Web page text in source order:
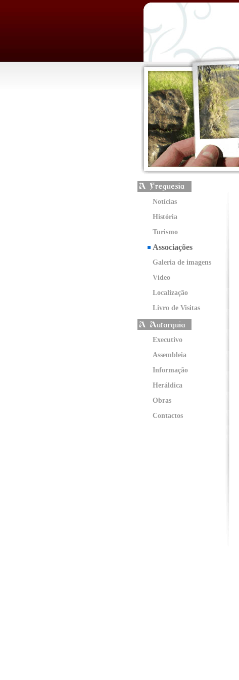
Notícias
História
Turismo
Associações
Galeria de imagens
Vídeo
Localização
Livro de Visitas
Executivo
Assembleia
Informação
Heráldica
Obras
Contactos